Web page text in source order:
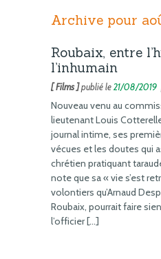
Archive pour
Roubaix, entre
l’inhumain
[ Films ]publié le21/08/2019
Nouveau venu au
lieutenant Louis
journal intime, ses
vécues et les doutes qui
chrétien pratiquant
note que sa « vie s’est
volontiers qu’Arnaud
Roubaix, pourrait faire
l’officier […]